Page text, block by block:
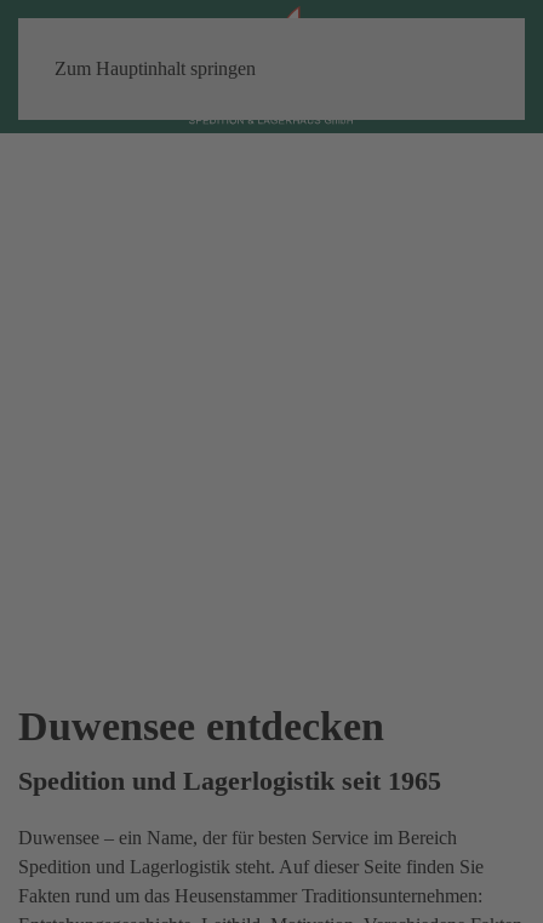
Zum Hauptinhalt springen
Duwensee entdecken
Spedition und Lagerlogistik seit 1965
Duwensee – ein Name, der für besten Service im Bereich
Spedition und Lagerlogistik steht. Auf dieser Seite finden Sie
Fakten rund um das Heusenstammer Traditionsunternehmen: